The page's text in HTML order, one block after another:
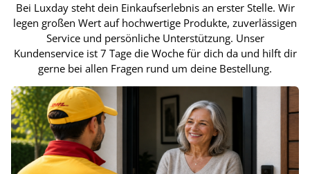
Bei Luxday steht dein Einkaufserlebnis an erster Stelle. Wir
legen großen Wert auf hochwertige Produkte, zuverlässigen
Service und persönliche Unterstützung. Unser
Kundenservice ist 7 Tage die Woche für dich da und hilft dir
gerne bei allen Fragen rund um deine Bestellung.